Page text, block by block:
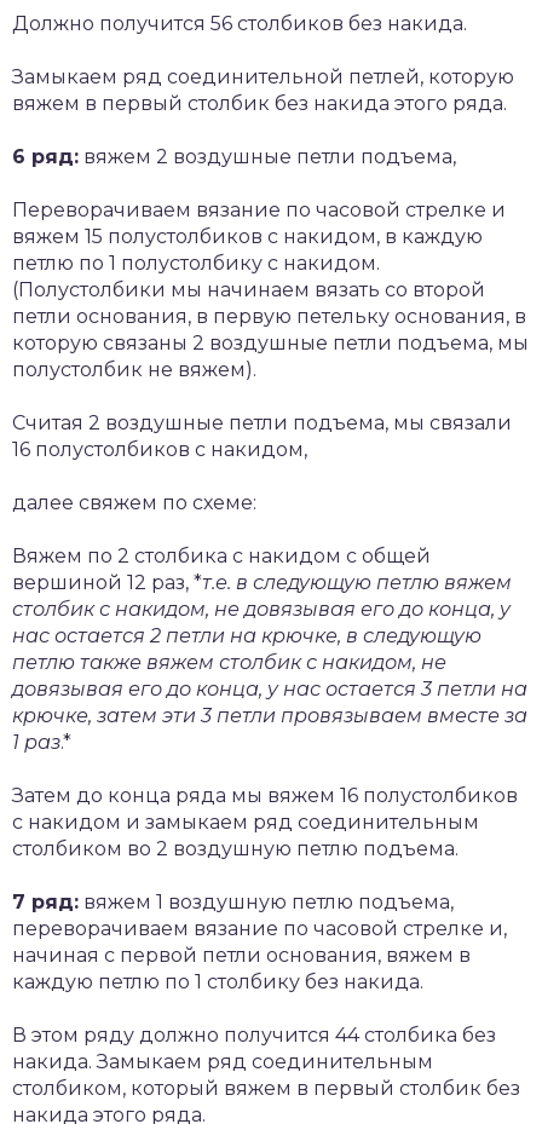
Должно получится 56 столбиков без накида.
Замыкаем ряд соединительной петлей, которую
вяжем в первый столбик без накида этого ряда.
6 ряд: вяжем 2 воздушные петли подъема,
Переворачиваем вязание по часовой стрелке и
вяжем 15 полустолбиков с накидом, в каждую
петлю по 1 полустолбику с накидом.
(Полустолбики мы начинаем вязать со второй
петли основания, в первую петельку основания, в
которую связаны 2 воздушные петли подъема, мы
полустолбик не вяжем).
Считая 2 воздушные петли подъема, мы связали
16 полустолбиков с накидом,
далее свяжем по схеме:
Вяжем по 2 столбика с накидом с общей
вершиной 12 раз, *т.е. в следующую петлю вяжем
столбик с накидом, не довязывая его до конца, у
нас остается 2 петли на крючке, в следующую
петлю также вяжем столбик с накидом, не
довязывая его до конца, у нас остается 3 петли на
крючке, затем эти 3 петли провязываем вместе за
1 раз.*
Затем до конца ряда мы вяжем 16 полустолбиков
с накидом и замыкаем ряд соединительным
столбиком во 2 воздушную петлю подъема.
7 ряд: вяжем 1 воздушную петлю подъема,
переворачиваем вязание по часовой стрелке и,
начиная с первой петли основания, вяжем в
каждую петлю по 1 столбику без накида.
В этом ряду должно получится 44 столбика без
накида. Замыкаем ряд соединительным
столбиком, который вяжем в первый столбик без
накида этого ряда.